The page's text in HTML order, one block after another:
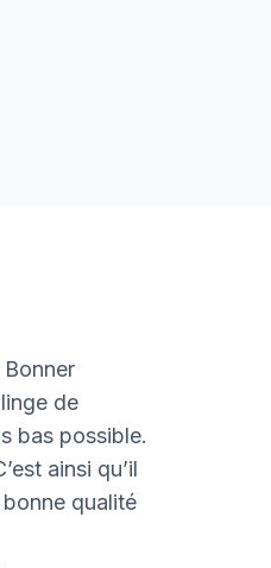
de
bas possible.
ainsi qu’il
qualité